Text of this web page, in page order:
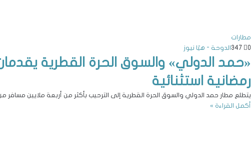
مطارات
الدوحة - هيّا نيوز
0
«حمد الدولي» والسوق الحرة القطرية
رمضانية استثنائية
يتطلع مطار حمد الدولي والسوق الحرة القطرية إلى الترحيب بأكثر من أربعة ملايين
أكمل القراءة »